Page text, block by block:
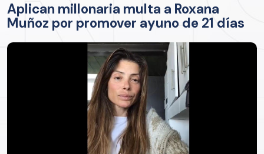
Aplican millonaria multa a Roxana
Muñoz por promover ayuno de 21 días